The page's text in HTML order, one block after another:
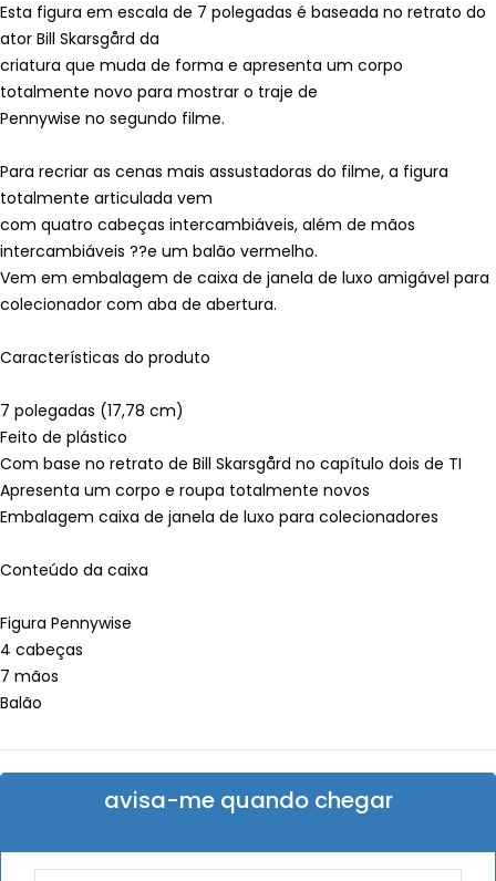
Esta figura em escala de 7 polegadas é baseada no retrato do
ator Bill Skarsgård da
criatura que muda de forma e apresenta um corpo
totalmente novo para mostrar o traje de
Pennywise no segundo filme.
Para recriar as cenas mais assustadoras do filme, a figura
totalmente articulada vem
com quatro cabeças intercambiáveis, além de mãos
intercambiáveis ??e um balão vermelho.
Vem em embalagem de caixa de janela de luxo amigável para
colecionador com aba de abertura.
Características do produto
7 polegadas (17,78 cm)
Feito de plástico
Com base no retrato de Bill Skarsgård no capítulo dois de TI
Apresenta um corpo e roupa totalmente novos
Embalagem caixa de janela de luxo para colecionadores
Conteúdo da caixa
Figura Pennywise
4 cabeças
7 mãos
Balão
avisa-me quando chegar